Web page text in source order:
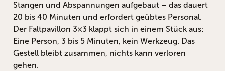
Stangen und Abspannungen aufgebaut – das dauert
20 bis 40 Minuten und erfordert geübtes Personal.
Der Faltpavillon 3×3 klappt sich in einem Stück aus:
Eine Person, 3 bis 5 Minuten, kein Werkzeug. Das
Gestell bleibt zusammen, nichts kann verloren
gehen.